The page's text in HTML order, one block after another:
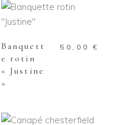
AJOUTER AU
PANIER
Banquett
e rotin
« Justine
»
50,00 €
AJOUTER AU